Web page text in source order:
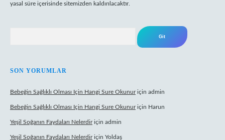
yasal süre içerisinde sitemizden kaldırılacaktır.
SON YORUMLAR
Bebeğin Sağlıklı Olması Için Hangi Sure Okunuriçin admin
Bebeğin Sağlıklı Olması Için Hangi Sure Okunuriçin Harun
Yeşil Soğanın Faydaları Nelerdiriçin admin
Yeşil Soğanın Faydaları Nelerdiriçin Yoldaş